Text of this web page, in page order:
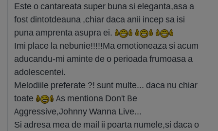
Este o cantareata super buna si eleganta,asa a
fost dintotdeauna ,chiar daca anii incep sa isi
puna amprenta asupra ei.
Imi place la nebunie!!!!!Ma emotioneaza si acum
aducandu-mi aminte de o perioada frumoasa a
adolescentei.
Melodiile preferate ?! sunt multe... daca nu chiar
toate
As mentiona Don't Be
Aggressive,Johnny Wanna Live...
Si adresa mea de mail ii poarta numele,si daca o